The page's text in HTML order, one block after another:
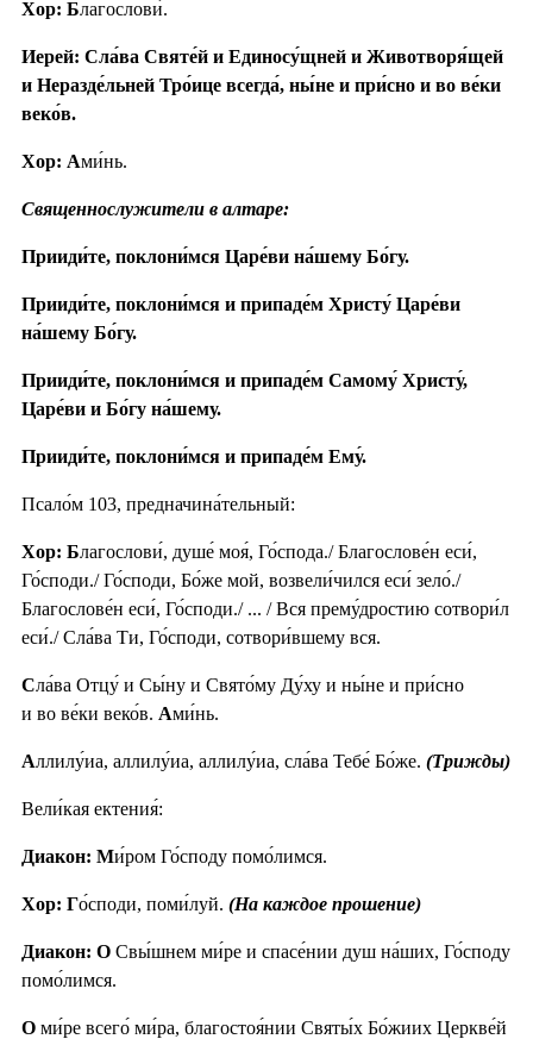
Хор: Благослови́.
Иерей: Сла́ва Святе́й и Единосу́щней и Животворя́щей
и Неразде́льней Тро́ице всегда́, ны́не и при́сно и во ве́ки
веко́в.
Хор: Ами́нь.
Священнослужители в алтаре:
Прииди́те, поклони́мся Царе́ви на́шему Бо́гу.
Прииди́те, поклони́мся и припаде́м Христу́ Царе́ви
на́шему Бо́гу.
Прииди́те, поклони́мся и припаде́м Самому́ Христу́,
Царе́ви и Бо́гу на́шему.
Прииди́те, поклони́мся и припаде́м Ему́.
Псало́м 103, предначина́тельный:
Хор: Благослови́, душе́ моя́, Го́спода./ Благослове́н еси́,
Го́споди./ Го́споди, Бо́же мой, возвели́чился еси́ зело́./
Благослове́н еси́, Го́споди./ ... / Вся прему́дростию сотвори́л
еси́./ Сла́ва Ти, Го́споди, сотвори́вшему вся.
Сла́ва Отцу́ и Сы́ну и Свято́му Ду́ху и ны́не и при́сно
и во ве́ки веко́в. Ами́нь.
Аллилу́иа, аллилу́иа, аллилу́иа, сла́ва Тебе́ Бо́же. (Трижды)
Вели́кая ектения́:
Диакон: Ми́ром Го́споду помо́лимся.
Хор: Го́споди, поми́луй. (На каждое прошение)
Диакон: О Свы́шнем ми́ре и спасе́нии душ на́ших, Го́споду
помо́лимся.
О ми́ре всего́ ми́ра, благостоя́нии Святы́х Бо́жиих Церкве́й